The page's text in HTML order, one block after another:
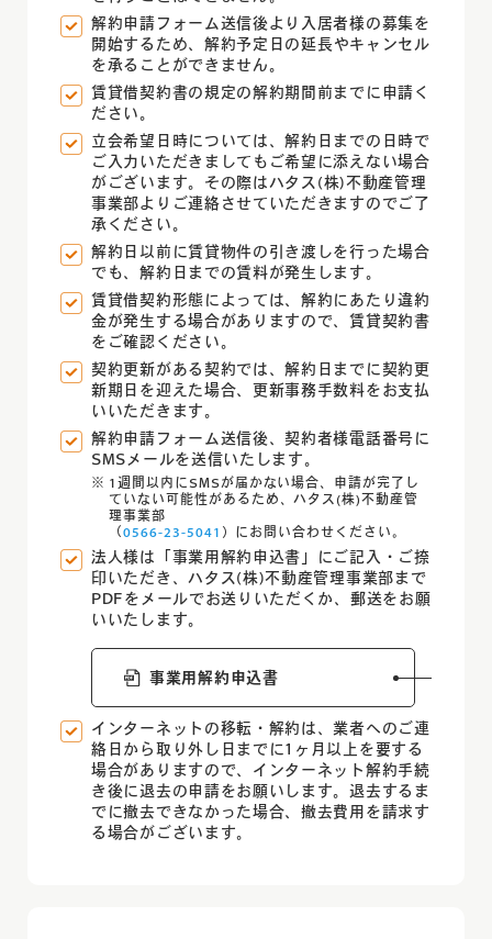
解約申請フォーム送信後より入居者様の募集を
開始するため、 解約予定日の延長やキャンセル
を承ることができません。
賃貸借契約書の規定の解約期間前までに申請く
ださい。
立会希望日時については、解約日までの日時で
ご入力いただきましてもご希望に添えない場合
がございます。 その際はハタス(株)不動産管理
事業部よりご連絡させていただきますのでご了
承ください。
解約日以前に賃貸物件の引き渡しを行った場合
でも、解約日までの賃料が発生します。
賃貸借契約形態によっては、解約にあたり違約
金が発生する場合がありますので、賃貸契約書
をご確認ください。
契約更新がある契約では、解約日までに契約更
新期日を迎えた場合、更新事務手数料をお支払
いいただきます。
解約申請フォーム送信後、契約者様電話番号に
SMSメールを送信いたします。
1週間以内にSMSが届かない場合、申請が完了し
ていない可能性があるため、ハタス(株)不動産管
理事業部
（0566-23-5041 ）にお問い合わせください。
法人様は「事業用解約申込書」にご記入・ご捺
印いただき、ハタス(株)不動産管理事業部まで
PDFをメールでお送りいただくか、郵送をお願
いいたします。
事業用解約申込書
インターネットの移転・解約は、業者へのご連
絡日から取り外し日までに1ヶ月以上を要する
場合がありますので、インターネット解約手続
き後に退去の申請をお願いします。退去するま
でに撤去できなかった場合、撤去費用を請求す
る場合がございます。